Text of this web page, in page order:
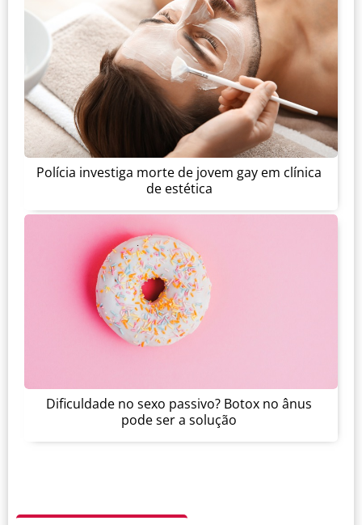
Polícia investiga morte de jovem gay em clínica
de estética
Dificuldade no sexo passivo? Botox no ânus
pode ser a solução